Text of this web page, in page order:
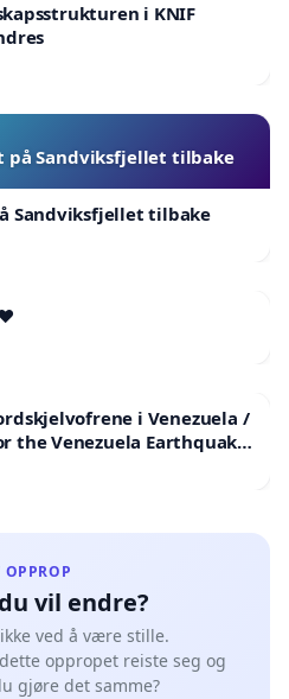
i KNIF
på Sandviksfjellet tilbake
Sandviksfjellet tilbake
i Venezuela /
the Venezuela Earthquake
OPPROP
vil endre?
ved å være stille.
oppropet reiste seg og
gjøre det samme?